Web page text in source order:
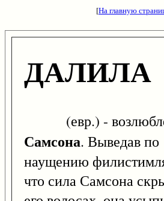
[На главную
ДАЛИЛА
(евр.) -
Самсона. Выведав по
наущению
что сила Самсона